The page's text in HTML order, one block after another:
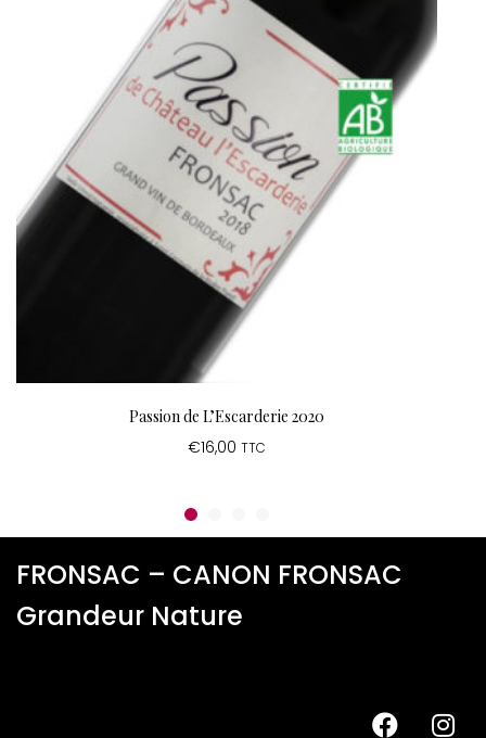
Passion de L’Escarderie 2020
€16,00 TTC
FRONSAC – CANON FRONSAC
Grandeur Nature